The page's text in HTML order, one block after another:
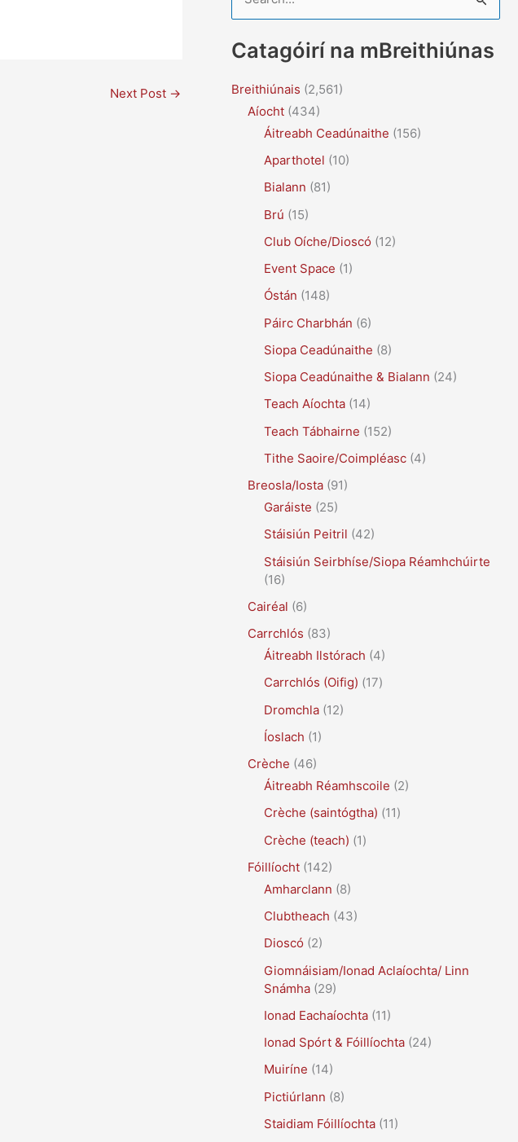
Next Post →
e
a
c
Catagóirí na mBreithiúnas
Breithiúnais (2,561)
Aíocht (434)
Áitreabh Ceadúnaithe (156)
Aparthotel (10)
Bialann (81)
Brú (15)
Club Oíche/Dioscó (12)
Event Space (1)
Óstán (148)
Páirc Charbhán (6)
Siopa Ceadúnaithe (8)
Siopa Ceadúnaithe & Bialann (24)
Teach Aíochta (14)
Teach Tábhairne (152)
Tithe Saoire/Coimpléasc (4)
Breosla/Iosta (91)
Garáiste (25)
Stáisiún Peitril (42)
Stáisiún Seirbhíse/Siopa Réamhchúirte
(16)
Cairéal (6)
Carrchlós (83)
Áitreabh Ilstórach (4)
Carrchlós (Oifig) (17)
Dromchla (12)
Íoslach (1)
Crèche (46)
Áitreabh Réamhscoile (2)
Crèche (saintógtha) (11)
Crèche (teach) (1)
Fóillíocht (142)
Amharclann (8)
Clubtheach (43)
Dioscó (2)
Giomnáisiam/Ionad Aclaíochta/ Linn
Snámha (29)
Ionad Eachaíochta (11)
Ionad Spórt & Fóillíochta (24)
Muiríne (14)
Pictiúrlann (8)
Staidiam Fóillíochta (11)